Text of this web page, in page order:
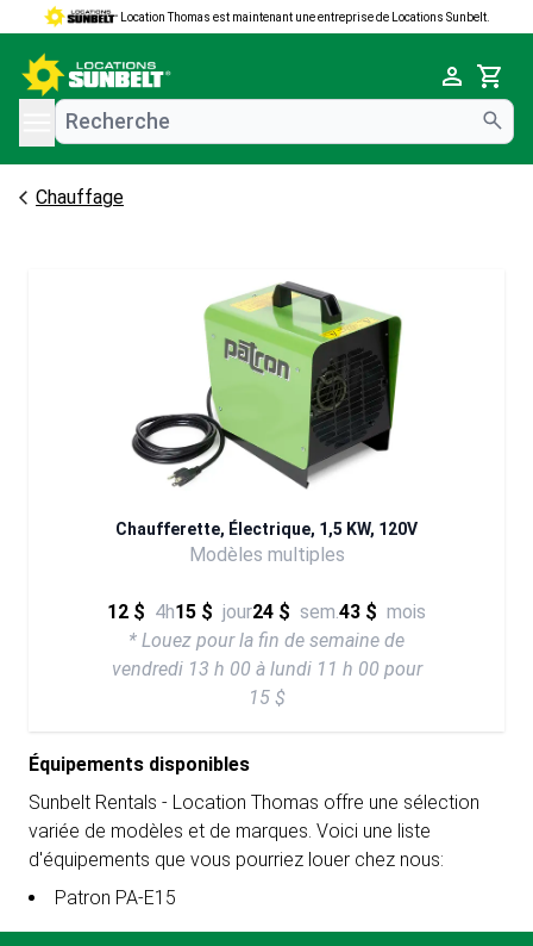
Location Thomas est maintenant une entreprise de Locations Sunbelt.
Cart
menu
Chauffage
Chaufferette, Électrique, 1,5 KW, 120V
Modèles multiples
12 $ 4h15 $ jour24 $ sem.43 $ mois
* Louez pour la fin de semaine de
vendredi 13 h 00 à lundi 11 h 00 pour
15 $
Équipements disponibles
Sunbelt Rentals - Location Thomas offre une sélection
variée de modèles et de marques. Voici une liste
d'équipements que vous pourriez louer chez nous:
Patron PA-E15